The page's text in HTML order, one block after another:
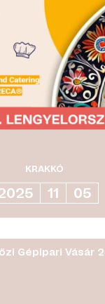
KRAKKÓ
11 05
Gépipari Vásár